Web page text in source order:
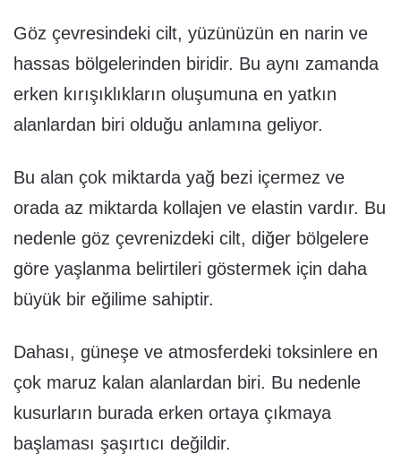
Göz çevresindeki cilt, yüzünüzün en narin ve
hassas bölgelerinden biridir. Bu aynı zamanda
erken kırışıklıkların oluşumuna en yatkın
alanlardan biri olduğu anlamına geliyor.
Bu alan çok miktarda yağ bezi içermez ve
orada az miktarda kollajen ve elastin vardır. Bu
nedenle göz çevrenizdeki cilt, diğer bölgelere
göre yaşlanma belirtileri göstermek için daha
büyük bir eğilime sahiptir.
Dahası, güneşe ve atmosferdeki toksinlere en
çok maruz kalan alanlardan biri. Bu nedenle
kusurların burada erken ortaya çıkmaya
başlaması şaşırtıcı değildir.